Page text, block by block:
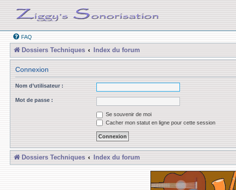
FAQ
Dossiers Techniques Index du forum
Connexion
Nom d’utilisateur :
Mot de passe :
Se souvenir de moi
Cacher mon statut en ligne pour cette session
Dossiers Techniques Index du forum